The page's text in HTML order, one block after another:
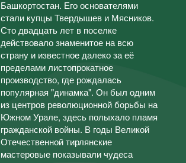
Башкортостан. Его основателями
стали купцы Твердышев и Мясников.
Сто двадцать лет в поселке
действовало знаменитое на всю
страну и известное далеко за её
пределами листопрокатное
производство, где рождалась
популярная "динамка". Он был одним
из центров революционной борьбы на
Южном Урале, здесь полыхало пламя
гражданской войны. В годы Великой
Отечественной тирлянские
мастеровые показывали чудеса